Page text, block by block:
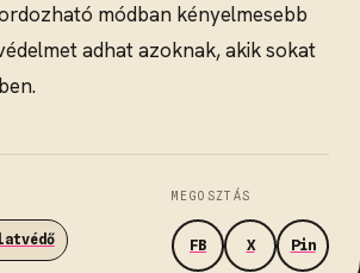
módban kényelmesebb
adhat azoknak, akik sokat
MEGOSZTÁS
FB X Pin